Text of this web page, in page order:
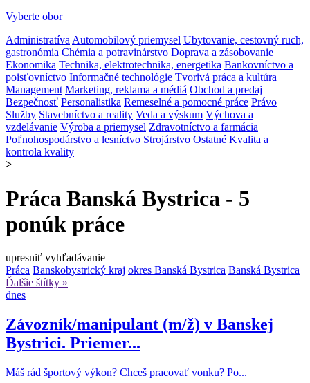
Vyberte obor
AdministratívaAutomobilový priemysel Ubytovanie, cestovný ruch,
gastronómia Chémia a potravinárstvo Doprava a zásobovanie
Ekonomika Technika, elektrotechnika, energetika Bankovníctvo a
poisťovníctvo Informačné technológie Tvorivá práca a kultúra
Management Marketing, reklama a médiá Obchod a predaj
Bezpečnosť Personalistika Remeselné a pomocné práce Právo
Služby Stavebníctvo a reality Veda a výskum Výchova a
vzdelávanie Výroba a priemysel Zdravotníctvo a farmácia
Poľnohospodárstvo a lesníctvo Strojárstvo Ostatné Kvalita a
kontrola kvality
>
Práca Banská Bystrica - 5
ponúk práce
upresniť vyhľadávanie
Práca Banskobystrický kraj okres Banská Bystrica Banská Bystrica
Ďalšie štítky »
dnes
Závozník/manipulant (m/ž) v Banskej
Bystrici. Priemer...
Máš rád športový výkon? Chceš pracovať vonku? Po...